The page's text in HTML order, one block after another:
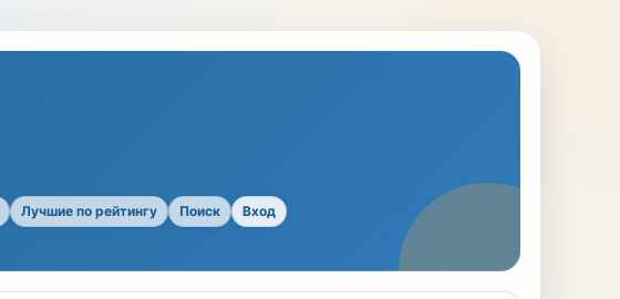
Лучшие по рейтингу Поиск Вход